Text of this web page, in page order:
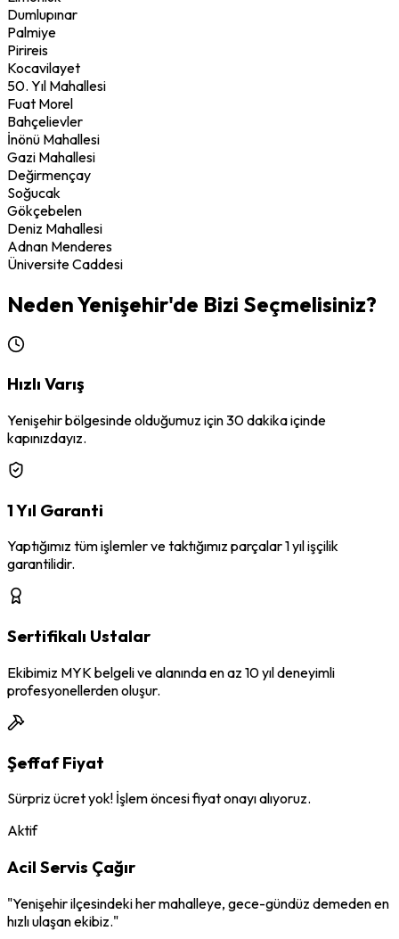
Dumlupınar
Palmiye
Pirireis
Kocavilayet
50. Yıl Mahallesi
Fuat Morel
Bahçelievler
İnönü Mahallesi
Gazi Mahallesi
Değirmençay
Soğucak
Gökçebelen
Deniz Mahallesi
Adnan Menderes
Üniversite Caddesi
NedenYenişehir'de Bizi Seçmelisiniz?
Hızlı Varış
Yenişehirbölgesinde olduğumuz için 30 dakika içinde
kapınızdayız.
1 Yıl Garanti
Yaptığımız tüm işlemler ve taktığımız parçalar 1 yıl işçilik
garantilidir.
Sertifikalı Ustalar
Ekibimiz MYK belgeli ve alanında en az 10 yıl deneyimli
profesyonellerden oluşur.
Şeffaf Fiyat
Sürpriz ücret yok! İşlem öncesi fiyat onayı alıyoruz.
Aktif
Acil Servis Çağır
"Yenişehirilçesindeki her mahalleye, gece-gündüz demeden en
hızlı ulaşan ekibiz."